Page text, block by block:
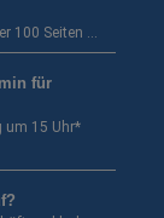
100 Seiten …
für
um 15 Uhr*